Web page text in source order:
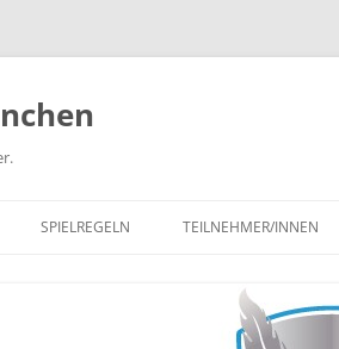
SPIELREGELN TEILNEHMER/INNEN